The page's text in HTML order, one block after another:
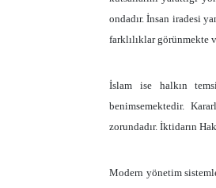
ondadır. İnsan iradesi
farklılıklar görünmekte
İslam ise halkın
benimsemektedir.
zorundadır. İktidarın
Modern yönetim